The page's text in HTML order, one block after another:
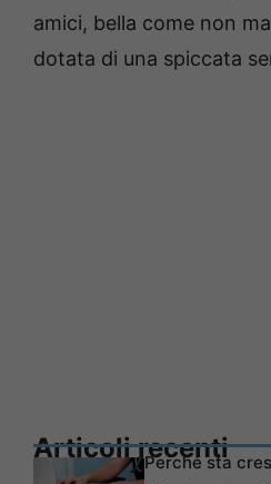
amici, bella come non
dotata di una spiccata
Articoli recenti
Perché sta